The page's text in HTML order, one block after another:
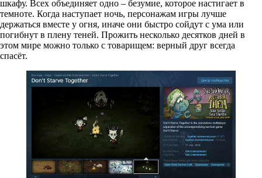
шкафу. Всех объединяет одно – безумие, которое настигает в
темноте. Когда наступает ночь, персонажам игры лучше
держаться вместе у огня, иначе они быстро сойдут с ума или
погибнут в плену теней. Прожить несколько десятков дней в
этом мире можно только с товарищем: верный друг всегда
спасёт.